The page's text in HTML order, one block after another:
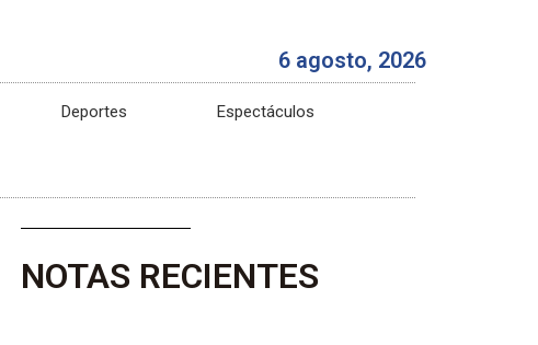
6 agosto, 2026
Deportes Espectáculos
NOTAS RECIENTES